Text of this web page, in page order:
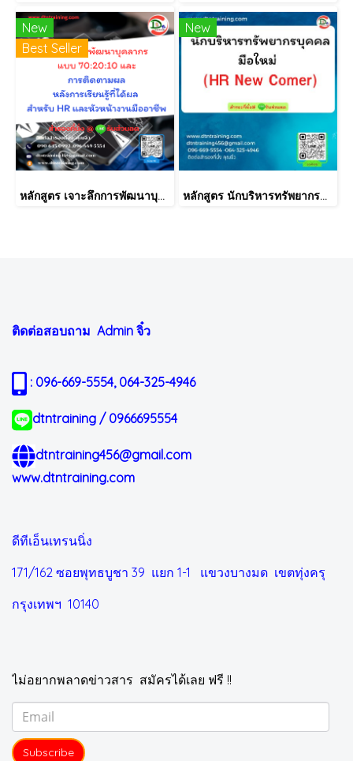
New
Best Seller
หลักสูตร เจาะลึกการพัฒนาบุคลากรแบบ 70:20:10 และการติดตามผลหลังการเรียนรู้ที่ได้ผล สำหรับ HR และหัวหน้างานมืออาชีพ
New
หลักสูตร นักบริหารทรัพยากรบุคคลมือใหม่ (HR New Comer)
ติดต่อสอบถาม Admin จิ๋ว
: 096-669-5554, 064-325-4946
dtntraining / 0966695554
dtntraining456@gmail.com
www.dtntraining.com
ดีทีเอ็นเทรนนิ่ง
171/162 ซอยพุทธบูชา 39 แยก 1-1 แขวงบางมด เขตทุ่งครุ
กรุงเทพฯ 10140
ไม่อยากพลาดข่าวสาร สมัครได้เลย ฟรี !!
Subscribe